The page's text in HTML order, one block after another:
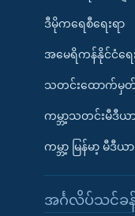
ဒီမိုကရေစီရေးရာ
အမေရိကန်နိုင်ငံရေ
သတင်းထောက်မှ
ကမ္ဘာ့သတင်းမီဒီယ
ကမ္ဘာ့ မြန်မာ့ မီဒီ
အင်္ဂလိပ်သင်ခန်း